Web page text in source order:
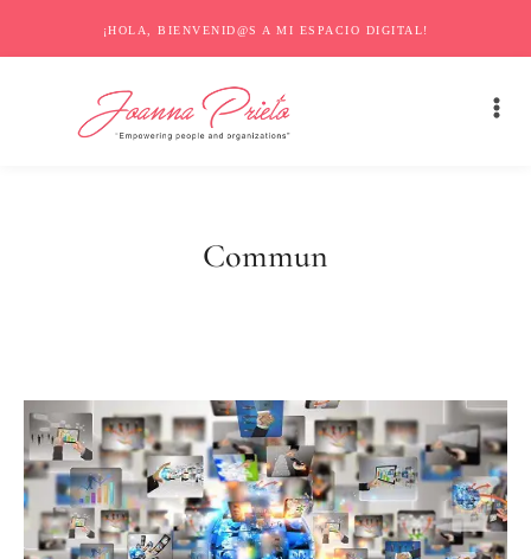
¡HOLA, BIENVENID@S A MI ESPACIO DIGITAL!
Commun